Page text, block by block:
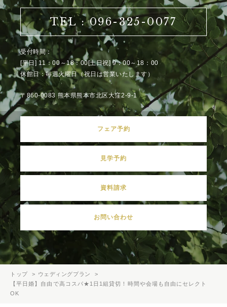
フェア予約
見学予約
資料請求
お問い合わせ
TEL : 096-325-0077
受付時間：
[平日] 11：00～18：00[土日祝] 9：00～18：00
休館日：毎週火曜日（祝日は営業いたします）
〒860-0083 熊本県熊本市北区大窪2-9-1
トップ
ウェディングプラン
【平日婚】自由で高コスパ★1日1組貸切！時間や会場も自由にセレクト
OK